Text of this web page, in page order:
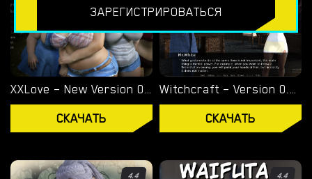
ЭКСКЛЮЗИВНЫЕ ИГРЫ
OVERWATCH WEEKEND FUCK
OVERWATCH SCHOOL DAYS
RESIDENT EVIL NET ADVENTURE
XXLove – New Version 0.8 [CHAIXAS-GAMES]
СКАЧАТЬ
Witchcraft – Version 0.9.8p – Added Android Port [Red Silhouette]
СКАЧАТЬ
4.4 4.4
ЗАРЕГИСТРИРОВАТЬСЯ